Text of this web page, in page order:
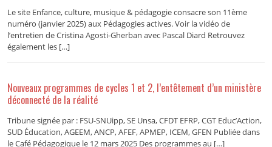
Le site Enfance, culture, musique & pédagogie consacre son 11ème
numéro (janvier 2025) aux Pédagogies actives. Voir la vidéo de
l’entretien de Cristina Agosti-Gherban avec Pascal Diard Retrouvez
également les […]
Nouveaux programmes de cycles 1 et 2, l’entêtement d’un ministère
déconnecté de la réalité
Tribune signée par : FSU-SNUipp, SE Unsa, CFDT EFRP, CGT Educ’Action,
SUD Éducation, AGEEM, ANCP, AFEF, APMEP, ICEM, GFEN Publiée dans
le Café Pédagogique le 12 mars 2025 Des programmes au […]